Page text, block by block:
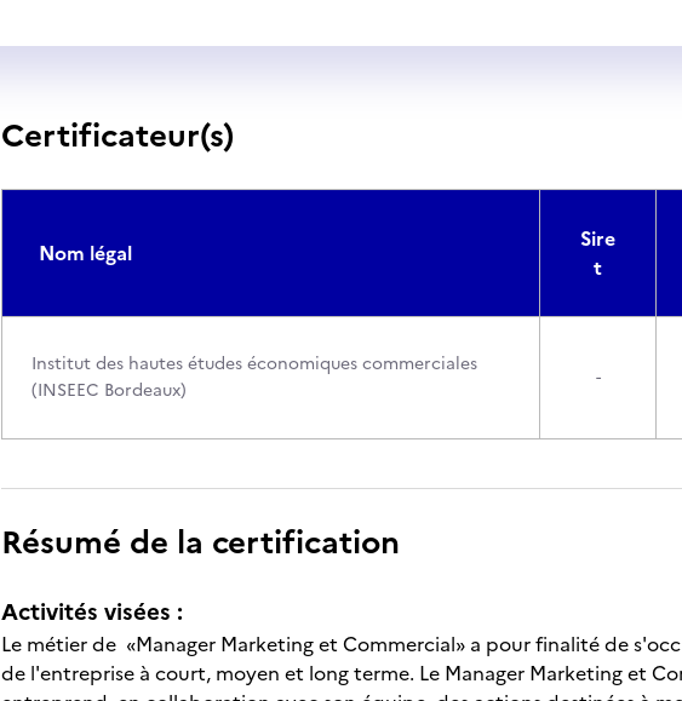
Certificateur(s)
Nom légal
Sire
t
Institut des hautes études économiques commerciales
(INSEEC Bordeaux)
-
Résumé de la certification
Activités visées :
Le métier de «Manager Marketing et Commercial» a pour finalité de
de l'entreprise à court, moyen et long terme. Le Manager Marketing et